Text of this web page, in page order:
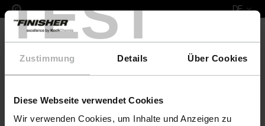
TEST
Zustimmung Details Über Cookies
Diese Webseite verwendet Cookies
Wir verwenden Cookies, um Inhalte und Anzeigen zu
DE
COLOURLOCK Lederpflege Lederfarbe